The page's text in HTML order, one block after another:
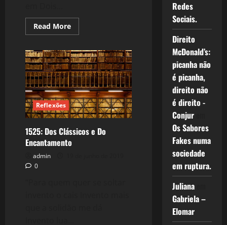
Read MoreRead
more
A
Literatura,
Os
Artistas
e
as
Disputas
Políticas
e
Ideológicas.
Reflexões
1525: Dos Clássicos e Do
Encantamento
admin
0
Redes
Sociais.
Direito
McDonald’s:
picanha não
é picanha,
direito não
é direito -
Conjurem
Os Sabores
Fakes numa
sociedade
em ruptura.
Julianaem
Gabriela –
Elomar